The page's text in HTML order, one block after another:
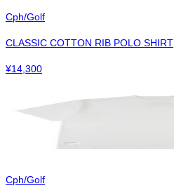
Cph/Golf
CLASSIC COTTON RIB POLO SHIRT
¥14,300
Cph/Golf